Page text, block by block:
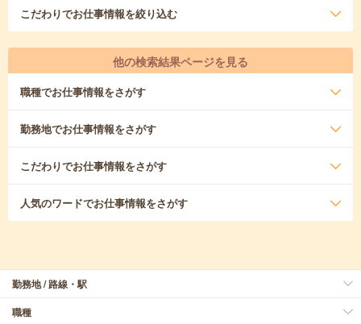
こだわりでお仕事情報を絞り込む
他の検索結果ページを見る
職種でお仕事情報をさがす
勤務地でお仕事情報をさがす
こだわりでお仕事情報をさがす
人気のワードでお仕事情報をさがす
勤務地 / 路線・駅
職種